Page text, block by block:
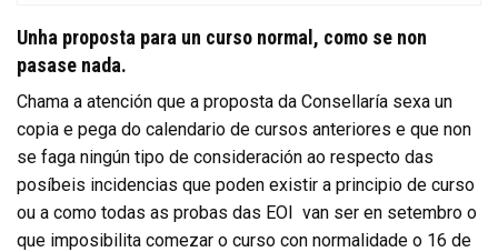
Unha proposta para un curso normal, como se non
pasase nada.
Chama a atención que a proposta da Consellaría sexa un
copia e pega do calendario de cursos anteriores e que non
se faga ningún tipo de consideración ao respecto das
posíbeis incidencias que poden existir a principio de curso
ou a como todas as probas das EOI van ser en setembro o
que imposibilita comezar o curso con normalidade o 16 de